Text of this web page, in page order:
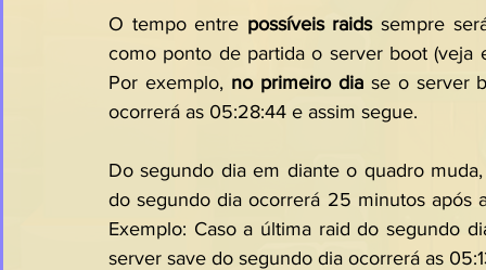
O tempo entre possíveis raids sempre
como ponto de partida o server boot (veja
Por exemplo, no primeiro dia se o server
ocorrerá as 05:28:44 e assim segue.
Do segundo dia em diante o quadro
do segundo dia ocorrerá 25 minutos após
Exemplo: Caso a última raid do segundo
server save do segundo dia ocorrerá as